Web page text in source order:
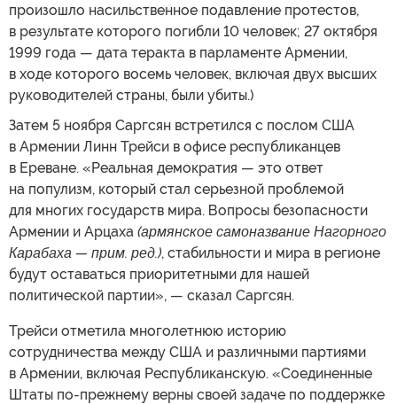
произошло насильственное подавление протестов,
в результате которого погибли 10 человек; 27 октября
1999 года — дата теракта в парламенте Армении,
в ходе которого восемь человек, включая двух высших
руководителей страны, были убиты.)
Затем 5 ноября Саргсян встретился с послом США
в Армении Линн Трейси в офисе республиканцев
в Ереване. «Реальная демократия — это ответ
на популизм, который стал серьезной проблемой
для многих государств мира. Вопросы безопасности
Армении и Арцаха (армянское самоназвание Нагорного
Карабаха — прим. ред.), стабильности и мира в регионе
будут оставаться приоритетными для нашей
политической партии», — сказал Саргсян.
Трейси отметила многолетнюю историю
сотрудничества между США и различными партиями
в Армении, включая Республиканскую. «Соединенные
Штаты по-прежнему верны своей задаче по поддержке